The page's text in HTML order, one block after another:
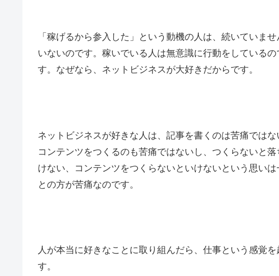
「稼げるから参入した」という動機の人は、続いていま
いないのです。稼いでいる人は無意識に行動をしている
す。なぜなら、ネットビジネスが大好きだからです。
ネットビジネスが好きな人は、記事を書くのは苦痛では
コンテンツをつくるのも苦痛ではないし、つくらないと
けない、コンテンツをつくらないといけないという思い
との方が苦痛なのです。
人が本当に好きなことに取り組んだら、仕事という感覚
す。